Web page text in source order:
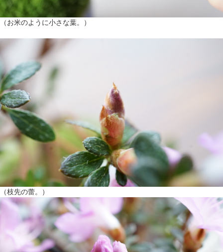
（お米のように小さな葉。）
（枝先の蕾。）